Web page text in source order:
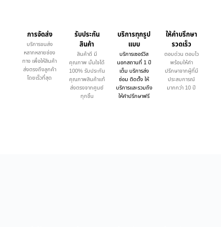
การจัดส่ง
บริการขนส่ง
หลากหลายช่อง
ทาง เพื่อให้สินค้า
ส่งตรงถึงลูกค้า
โดยเร็วที่สุด
รับประกัน
สินค้า
สินค้าดี มี
คุณภาพ มั่นใจได้
100% รับประกัน
คุณภาพสินค้าแท้
ส่งตรงจากศูนย์
ทุกชิ้น
บริการทุกรูป
แบบ
บริการเซอร์วิส
นอกสถานที่ 1 ปี
เต็ม บริการส่ง
ซ่อม ติดตั้ง ให้
บริการและรวมถึง
ให้คำปรึกษาฟรี
ให้คำบรึกษา
รวดเร็ว
ตอบด่วน ตอบไว
พร้อมให้คำ
ปรึกษาจากผู้ที่มี
ประสบการณ์
มากกว่า 10 ปี